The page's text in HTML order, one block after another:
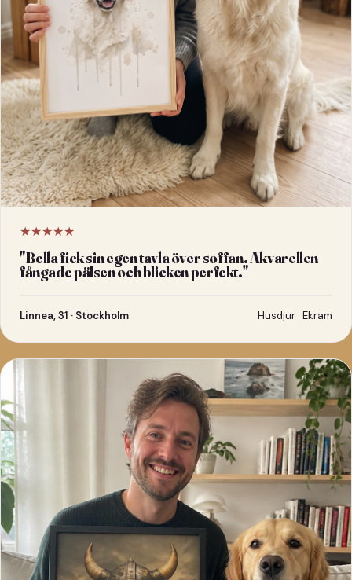
★★★★★
"Bella fick sin egen tavla över soffan. Akvarellen
fångade pälsen och blicken perfekt."
Linnea, 31 · Stockholm Husdjur · Ekram